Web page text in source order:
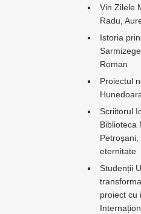
Vin Zilele
Radu,
Istoria
Roman
Proiectul
Scriitorul
Biblioteca
eternitate
Studenții
proiect cu